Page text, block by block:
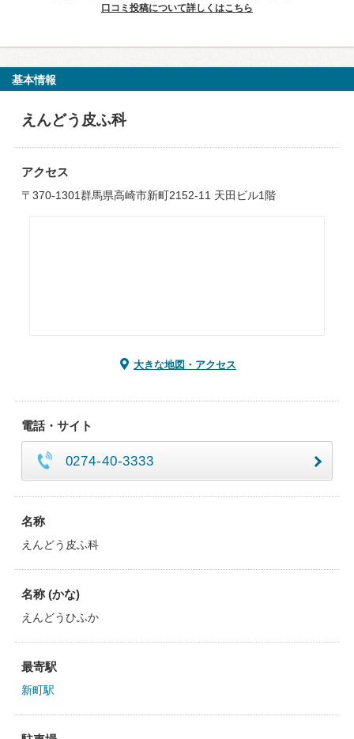
口コミ投稿について詳しくはこちら
基本情報
えんどう皮ふ科
アクセス
〒370-1301群馬県高崎市新町2152-11 天田ビル1階
大きな地図・アクセス
電話・サイト
0274-40-3333
名称
えんどう皮ふ科
名称 (かな)
えんどうひふか
最寄駅
新町駅